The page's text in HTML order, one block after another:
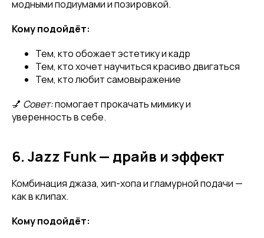
модными подиумами и позировкой.
Кому подойдёт:
Тем, кто обожает эстетику и кадр
Тем, кто хочет научиться красиво двигаться
Тем, кто любит самовыражение
💅 Совет:помогает прокачать мимику и
уверенность в себе.
6. Jazz Funk — драйв и эффект
Комбинация джаза, хип-хопа и гламурной подачи —
как в клипах.
Кому подойдёт: